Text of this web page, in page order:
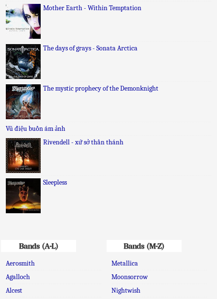
Mother Earth - Within Temptation
The days of grays - Sonata Arctica
The mystic prophecy of the Demonknight
Vũ điệu buồn ám ảnh
Rivendell - xứ sở thần thánh
Sleepless
Bands (A-L)
Aerosmith
Agalloch
Alcest
Bands (M-Z)
Metallica
Moonsorrow
Nightwish